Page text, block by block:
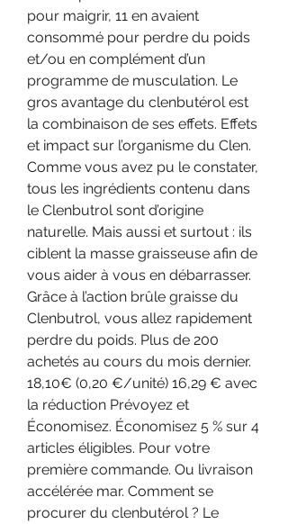
pour maigrir, 11 en avaient
consommé pour perdre du poids
et/ou en complément d’un
programme de musculation. Le
gros avantage du clenbutérol est
la combinaison de ses effets. Effets
et impact sur l’organisme du Clen.
Comme vous avez pu le constater,
tous les ingrédients contenu dans
le Clenbutrol sont d’origine
naturelle. Mais aussi et surtout : ils
ciblent la masse graisseuse afin de
vous aider à vous en débarrasser.
Grâce à l’action brûle graisse du
Clenbutrol, vous allez rapidement
perdre du poids. Plus de 200
achetés au cours du mois dernier.
18,10€ (0,20 €/unité) 16,29 € avec
la réduction Prévoyez et
Économisez. Économisez 5 % sur 4
articles éligibles. Pour votre
première commande. Ou livraison
accélérée mar. Comment se
procurer du clenbutérol ? Le